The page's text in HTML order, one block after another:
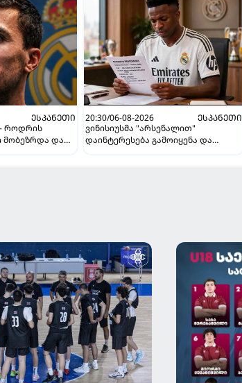
ᲔᲡᲞᲐᲜᲔᲗᲘ
როდრის
და
20:30/06-08-2026
ᲔᲡᲞᲐᲜᲔᲗᲘ
ვინისიუსმა "არსენალით"
დაინტერესება გამოიყენა და